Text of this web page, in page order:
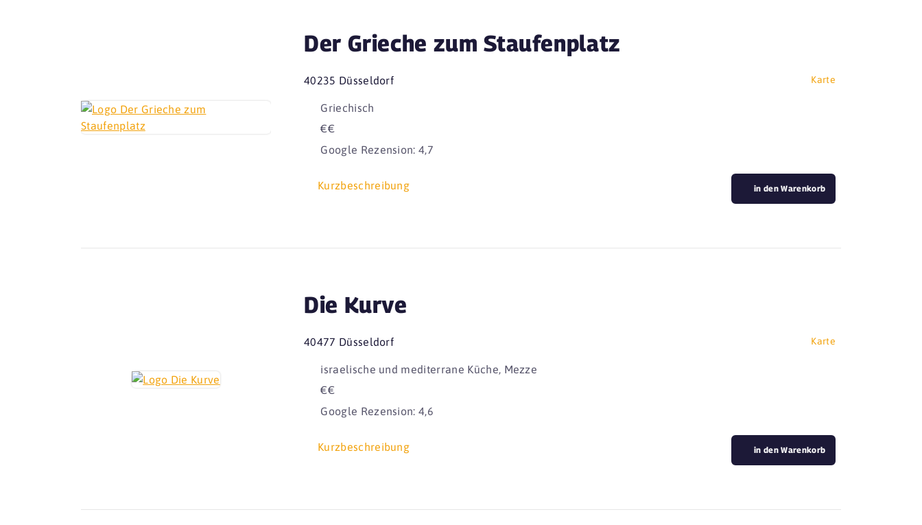
Der Grieche zum Staufenplatz
40235 Düsseldorf Karte
Griechisch
€€
Google Rezension: 4,7
Kurzbeschreibung in den Warenkorb
Die Kurve
40477 Düsseldorf Karte
israelische und mediterrane Küche, Mezze
€€
Google Rezension: 4,6
Kurzbeschreibung in den Warenkorb